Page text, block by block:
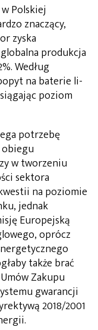
Polskiej
znaczący,
zyska
produkcja
Według
na baterie li-
poziom
potrzebę
w tworzeniu
sektora
na poziomie
jednak
Europejską
oprócz
także brać
Zakupu
gwarancji
2018/2001